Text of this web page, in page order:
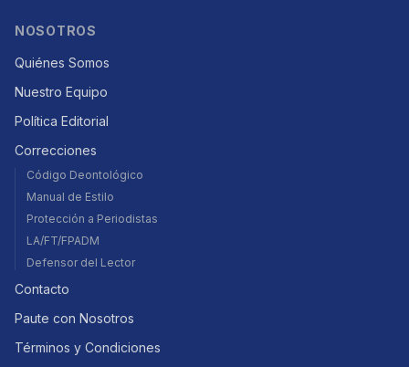
NOSOTROS
Quiénes Somos
Nuestro Equipo
Política Editorial
Correcciones
Código Deontológico
Manual de Estilo
Protección a Periodistas
LA/FT/FPADM
Defensor del Lector
Contacto
Paute con Nosotros
Términos y Condiciones